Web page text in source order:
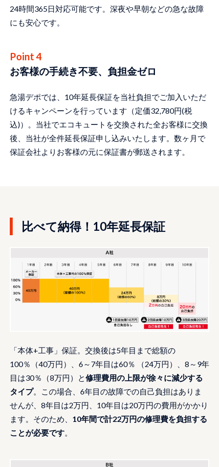
24時間365日対応可能です。深夜や早朝などの急な故障
にも安心です。
Point 4
お客様の手続き不要、負担金ゼロ
急湯デポでは、10年延長保証を当社負担でご加入いただ
けるキャンペーンを行っています（定価32,780円(税
込)）。当社でエコキュートを交換された全お客様に交換
後、当社が全件延長保証申し込みいたします。数ヶ月で
保証会社よりお客様の元に保証書が郵送されます。
比べて納得！10年延長保証
「本体+工事」保証。交換後は5年目まで総額の
100％（40万円）、6～7年目は60％ （24万円）、8～9年
目は30％（8万円）と修理費用の上限が徐々に減少する
タイプ。この場合、6年目の故障での自己負担はありま
せんが、8年目は2万円、10年目は20万円の費用がかかり
ます。そのため、 10年間で計22万円の修理費を負担する
ことが必要です。